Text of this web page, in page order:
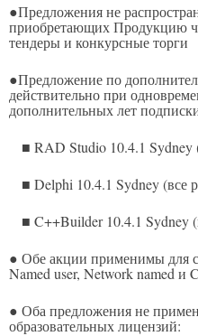
●Предложения не
приобретающих Продукцию
тендеры и конкурсные торги
●Предложение по
действительно при
дополнительных лет
■ RAD Studio 10.4.1 Sydney
■ Delphi 10.4.1 Sydney (все
■ C++Builder 10.4.1 Sydney
● Обе акции применимы для
Named user, Network named и
● Оба предложения не
образовательных лицензий: